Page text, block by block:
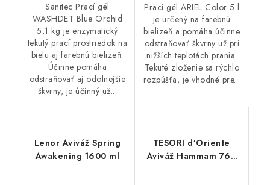
Sanitec Prací gél
WASHDET Blue Orchid
5,1 kg je enzymatický
tekutý prací prostriedok na
bielu aj farebnú bielizeň.
Účinne pomáha
odstraňovať aj odolnejšie
škvrny, je účinný už...
Prací gél ARIEL Color 5 l
je určený na farebnú
bielizeň a pomáha účinne
odstraňovať škvrny už pri
nižších teplotách prania.
Tekuté zloženie sa rýchlo
rozpúšťa, je vhodné pre...
Lenor Aviváž Spring
Awakening 1600 ml
TESORI d’Oriente
Aviváž Hammam 760